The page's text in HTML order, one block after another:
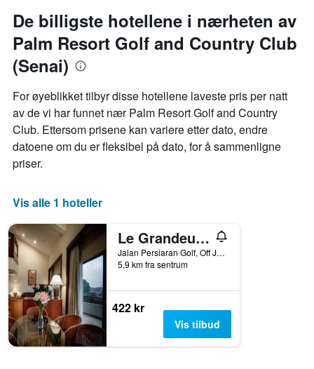
De billigste hotellene i nærheten av
Palm Resort Golf and Country Club
(Senai)
For øyeblikket tilbyr disse hotellene laveste pris per natt
av de vi har funnet nær Palm Resort Golf and Country
Club. Ettersom prisene kan variere etter dato, endre
datoene om du er fleksibel på dato, for å sammenligne
priser.
Vis alle 1 hoteller
Le Grandeur Palm Resort Johor
Jalan Persiaran Golf, Off Jalan Jumbo, Senai, Malaysia
5,9 km fra sentrum
422 kr
Vis tilbud